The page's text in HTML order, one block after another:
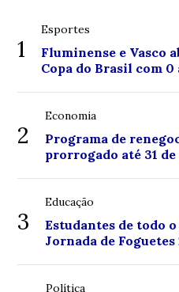
1
Esportes
Fluminense e Vasco
Copa do Brasil com 0
2
Economia
Programa de
prorrogado até 31 de
3
Educação
Estudantes de todo
Jornada de Foguetes
Política